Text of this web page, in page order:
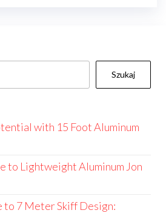
Szukaj
with 15 Foot Aluminum
to Lightweight Aluminum Jon
7 Meter Skiff Design: